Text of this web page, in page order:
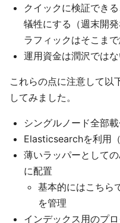
クイックに検証でき
犠牲にする（週末開
ラフィックはそこまで
運用資金は潤沢では
これらの点に注意して以
してみました。
シングルノード全部
Elasticsearchを利用
薄いラッパーとして
に配置
基本的にはこちら
を管理
インデックス用のプ